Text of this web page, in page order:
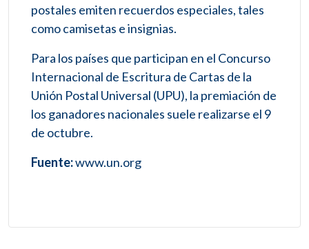
postales emiten recuerdos especiales, tales
como camisetas e insignias.
Para los países que participan en el Concurso
Internacional de Escritura de Cartas de la
Unión Postal Universal (UPU), la premiación de
los ganadores nacionales suele realizarse el 9
de octubre.
Fuente:www.un.org